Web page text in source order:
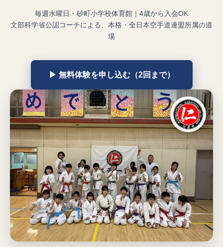
毎週水曜日・砂町小学校体育館｜4歳から入会OK
文部科学省公認コーチによる、本格・全日本空手道連盟所属の道
場
▶ 無料体験を申し込む（2回まで）